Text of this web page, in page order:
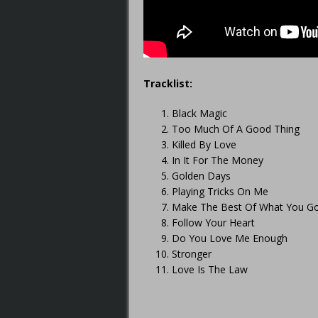
Tracklist:
Black Magic
Too Much Of A Good Thing
Killed By Love
In It For The Money
Golden Days
Playing Tricks On Me
Make The Best Of What You
Follow Your Heart
Do You Love Me Enough
Stronger
Love Is The Law